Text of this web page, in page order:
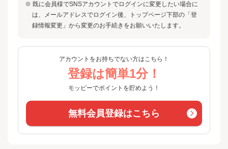
※ 既に会員様でSNSアカウントでログインに変更したい場合に
は、メールアドレスでログイン後、トップページ下部の「登
録情報変更」から変更のお手続きをお願いいたします。
アカウントをお持ちでない方はこちら！
登録は簡単1分！
モッピーでポイントを貯めよう！
無料会員登録はこちら